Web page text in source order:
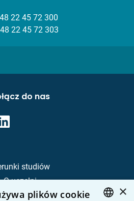
22 45 72 300
22 45 72 303
studiów
O uczelni
Kandydat
do nas
×
plików cookie